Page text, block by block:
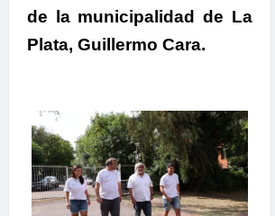
de la municipalidad de La
Plata, Guillermo Cara.